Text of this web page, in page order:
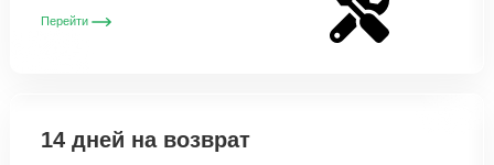
Перейти
14 дней на возврат